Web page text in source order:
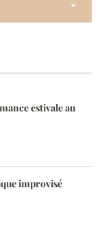
estivale au
improvisé